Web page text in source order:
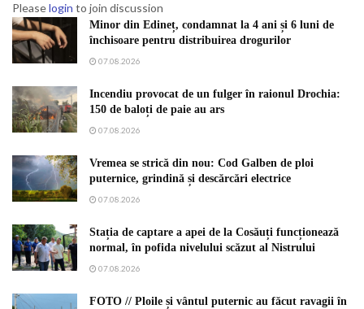
Pleaselogin to join discussion
Minor din Edineț, condamnat la 4 ani și 6 luni de
închisoare pentru distribuirea drogurilor
07.08.2026
Incendiu provocat de un fulger în raionul Drochia:
150 de baloți de paie au ars
07.08.2026
Vremea se strică din nou: Cod Galben de ploi
puternice, grindină și descărcări electrice
07.08.2026
Stația de captare a apei de la Cosăuți funcționează
normal, în pofida nivelului scăzut al Nistrului
07.08.2026
FOTO // Ploile și vântul puternic au făcut ravagii în